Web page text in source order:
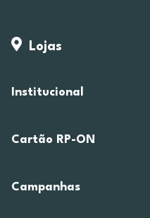
Lojas
Institucional
Cartão RP-ON
Campanhas